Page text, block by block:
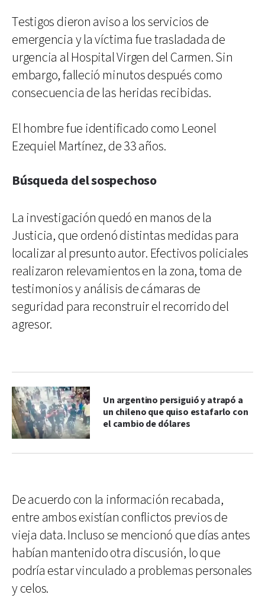
Testigos dieron aviso a los servicios de
emergencia y la víctima fue trasladada de
urgencia al Hospital Virgen del Carmen. Sin
embargo, falleció minutos después como
consecuencia de las heridas recibidas.
El hombre fue identificado como Leonel
Ezequiel Martínez, de 33 años.
Búsqueda del sospechoso
La investigación quedó en manos de la
Justicia, que ordenó distintas medidas para
localizar al presunto autor. Efectivos policiales
realizaron relevamientos en la zona, toma de
testimonios y análisis de cámaras de
seguridad para reconstruir el recorrido del
agresor.
Un argentino persiguió y atrapó a
un chileno que quiso estafarlo con
el cambio de dólares
De acuerdo con la información recabada,
entre ambos existían conflictos previos de
vieja data. Incluso se mencionó que días antes
habían mantenido otra discusión, lo que
podría estar vinculado a problemas personales
y celos.